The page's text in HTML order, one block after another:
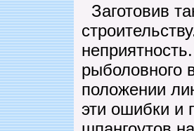
Заготовив
рыболовного
положении
эти ошибки и